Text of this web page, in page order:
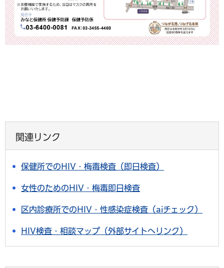
関連リンク
保健所でのHIV・梅毒検査（即日検査）
女性のためのHIV・梅毒即日検査
区内診療所でのHIV・性感染症検査（aiチェック）
HIV検査・相談マップ（外部サイトへリンク）